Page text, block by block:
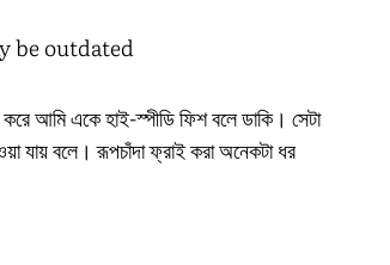
be outdated
আমি একে হাই-স্পীডি ফিশ বলে ডাকি। সেটা
যায় বলে। রূপচাঁদা ফ্রাই করা অনেকটা ধর